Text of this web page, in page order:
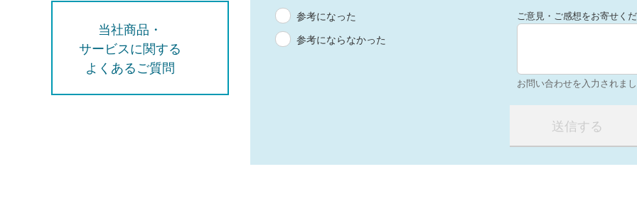
当社商品・
サービスに関する
よくあるご質問
参考になった
参考にならなかった
ご意見・ご感想をお寄せく
お問い合わせを入力されま